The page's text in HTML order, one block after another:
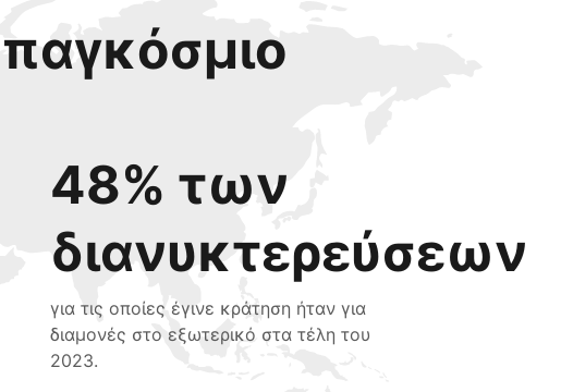
48% των
διανυκτερεύσεων
για τις οποίες έγινε κράτηση ήταν για
διαμονές στο εξωτερικό στα τέλη του
2023.